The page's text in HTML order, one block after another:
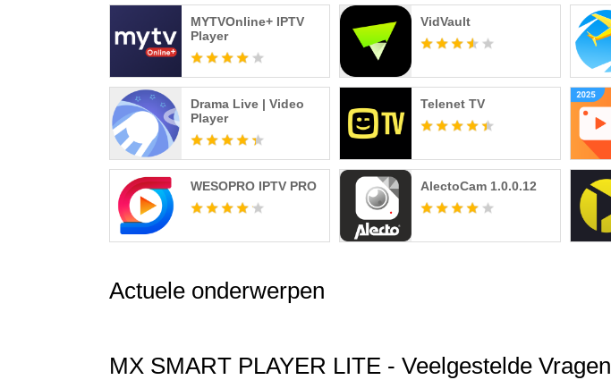
MYTVOnline+ IPTV
Player
VidVault
Drama Live | Video
Player
Telenet TV
WESOPRO IPTV PRO AlectoCam 1.0.0.12
Actuele onderwerpen
MX SMART PLAYER LITE - Veelgestelde Vragen